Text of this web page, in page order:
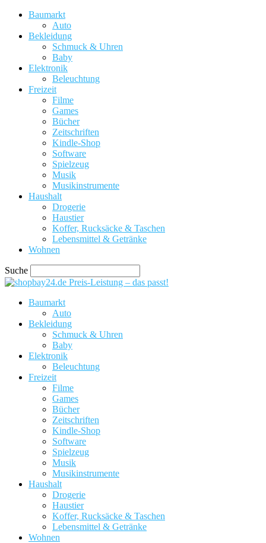
Baumarkt
Auto
Bekleidung
Schmuck & Uhren
Baby
Elektronik
Beleuchtung
Freizeit
Filme
Games
Bücher
Zeitschriften
Kindle-Shop
Software
Spielzeug
Musik
Musikinstrumente
Haushalt
Drogerie
Haustier
Koffer, Rucksäcke & Taschen
Lebensmittel & Getränke
Wohnen
Suche
Preis-Leistung – das passt!
Baumarkt
Auto
Bekleidung
Schmuck & Uhren
Baby
Elektronik
Beleuchtung
Freizeit
Filme
Games
Bücher
Zeitschriften
Kindle-Shop
Software
Spielzeug
Musik
Musikinstrumente
Haushalt
Drogerie
Haustier
Koffer, Rucksäcke & Taschen
Lebensmittel & Getränke
Wohnen